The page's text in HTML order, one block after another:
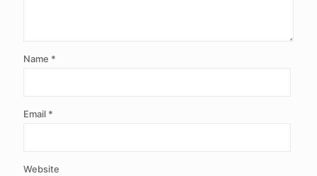
Name *
Email *
Website